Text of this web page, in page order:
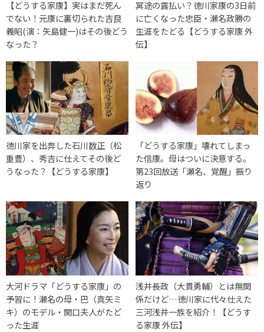
【どうする家康】実はまだ死ん
でない！元康に裏切られた吉良
義昭(演：矢島健一)はその後どう
なった？
冥途の露払い？徳川家康の3日前
に亡くなった忠臣・瀬名政勝の
生涯をたどる【どうする家康 外
伝】
徳川家を出奔した石川数正（松
重豊）、秀吉に仕えてその後ど
うなった？【どうする家康】
「どうする家康」壊れてしまっ
た信康。母はついに決意する。
第23回放送「瀬名、覚醒」振り
返り
大河ドラマ「どうする家康」の
予習に！瀬名の母・巴（真矢ミ
キ）のモデル・関口夫人がたど
った生涯
浅井長政（大貫勇輔）とは無関
係だけど…徳川家に代々仕えた
三河浅井一族を紹介！【どうす
る家康 外伝】